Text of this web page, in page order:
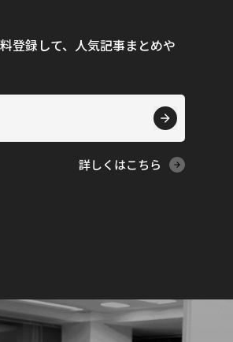
登録して、人気記事まとめや
詳しくはこちら